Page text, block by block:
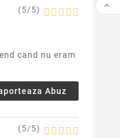
(5/5)
cand nu eram
Abuz
(5/5)
